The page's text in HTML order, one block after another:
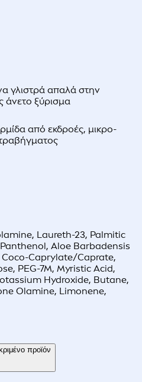
γλιστρά απαλά στην
άνετο ξύρισμα
από εκδροές, μικρο-
Laureth-23, Palmitic
Aloe Barbadensis
Coco-Caprylate/Caprate,
PEG-7M, Myristic Acid,
Hydroxide, Butane,
Olamine, Limonene,
προϊόν